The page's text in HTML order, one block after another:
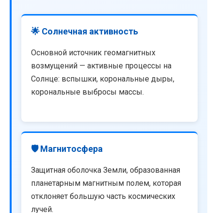
🌟 Солнечная активность
Основной источник геомагнитных
возмущений — активные процессы на
Солнце: вспышки, корональные дыры,
корональные выбросы массы.
🛡️ Магнитосфера
Защитная оболочка Земли, образованная
планетарным магнитным полем, которая
отклоняет большую часть космических
лучей.